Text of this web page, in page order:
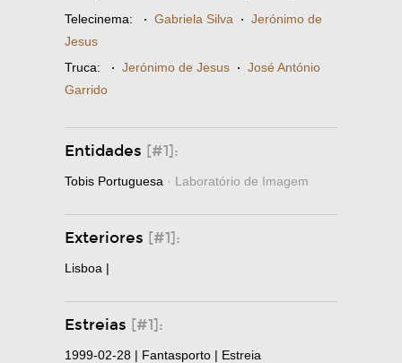
Telecinema: · Gabriela Silva · Jerónimo de
Jesus
Truca: · Jerónimo de Jesus · José António
Garrido
Entidades [#1]:
Tobis Portuguesa · Laboratório de Imagem
Exteriores [#1]:
Lisboa |
Estreias [#1]:
1999-02-28 | Fantasporto | Estreia